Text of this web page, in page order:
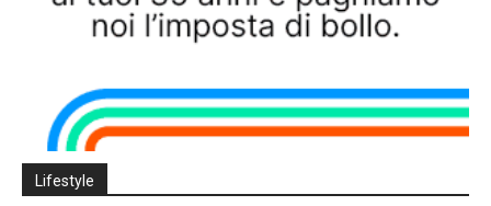
Lifestyle